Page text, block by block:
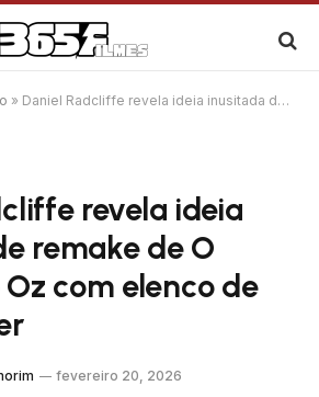
» Daniel Radcliffe revela ideia inusitada de remake de O Mágico de Oz com elenco de Harry Potter
revela ideia
remake de O
com elenco de
fevereiro 20, 2026